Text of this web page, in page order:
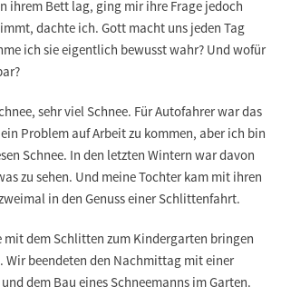
ihrem Bett lag, ging mir ihre Frage jedoch
dachte ich. Gott macht uns jeden Tag
ich sie eigentlich bewusst wahr? Und wofür
sehr viel Schnee. Für Autofahrer war das
Problem auf Arbeit zu kommen, aber ich bin
Schnee. In den letzten Wintern war davon
zu sehen. Und meine Tochter kam mit ihren
in den Genuss einer Schlittenfahrt.
mit dem Schlitten zum Kindergarten bringen
Wir beendeten den Nachmittag mit einer
dem Bau eines Schneemanns im Garten.